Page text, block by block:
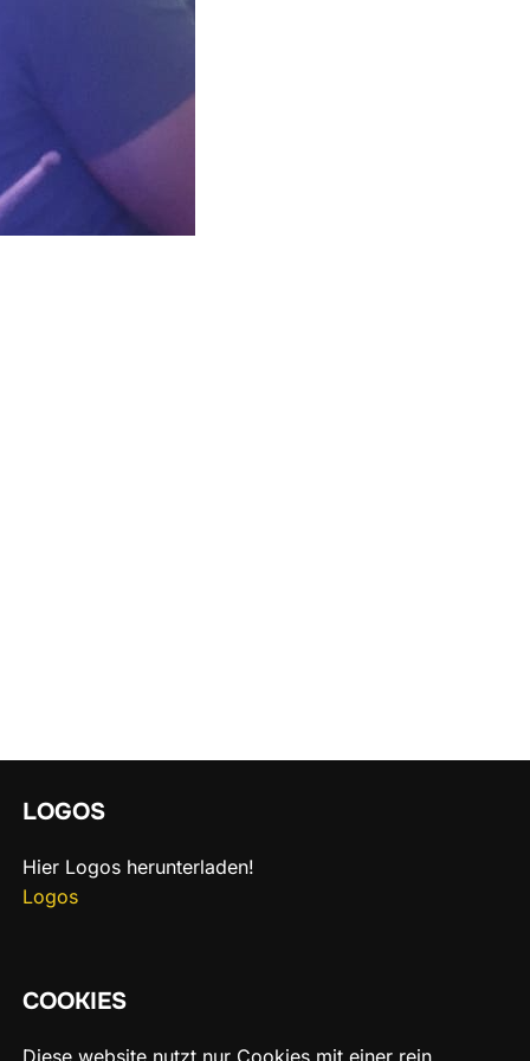
LOGOS
Hier Logos herunterladen!
Logos
COOKIES